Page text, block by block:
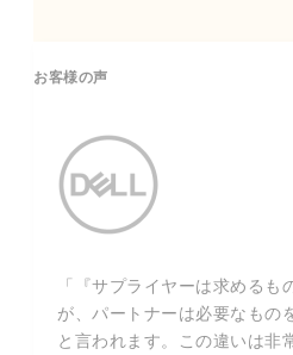
お客様の声
「『サプライヤーは求めるも
が、パートナーは必要なもの
と言われます。この違いは非